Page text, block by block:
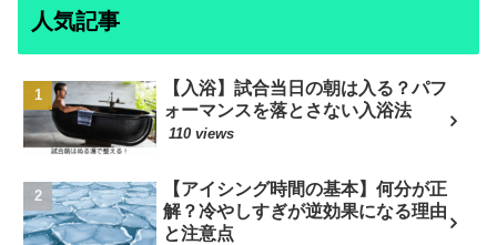
人気記事
【入浴】試合当日の朝は入る？パフ
ォーマンスを落とさない入浴法
110 views
【アイシング時間の基本】何分が正
解？冷やしすぎが逆効果になる理由
と注意点